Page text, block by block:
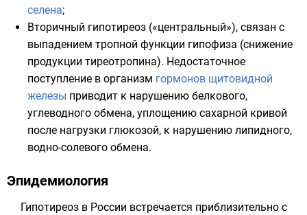
селена;
Вторичный гипотиреоз («центральный»), связан с
выпадением тропной функции гипофиза (снижение
продукции тиреотропина). Недостаточное
поступление в организм гормонов щитовидной
железы приводит к нарушению белкового,
углеводного обмена, уплощению сахарной кривой
после нагрузки глюкозой, к нарушению липидного,
водно-солевого обмена.
Эпидемиология
Гипотиреоз в России встречается приблизительно с